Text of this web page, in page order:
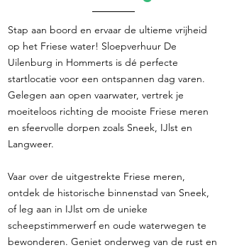
Stap aan boord en ervaar de ultieme vrijheid
op het Friese water! Sloepverhuur De
Uilenburg in Hommerts is dé perfecte
startlocatie voor een ontspannen dag varen.
Gelegen aan open vaarwater, vertrek je
moeiteloos richting de mooiste Friese meren
en sfeervolle dorpen zoals Sneek, IJlst en
Langweer.
Vaar over de uitgestrekte Friese meren,
ontdek de historische binnenstad van Sneek,
of leg aan in IJlst om de unieke
scheepstimmerwerf en oude waterwegen te
bewonderen. Geniet onderweg van de rust en